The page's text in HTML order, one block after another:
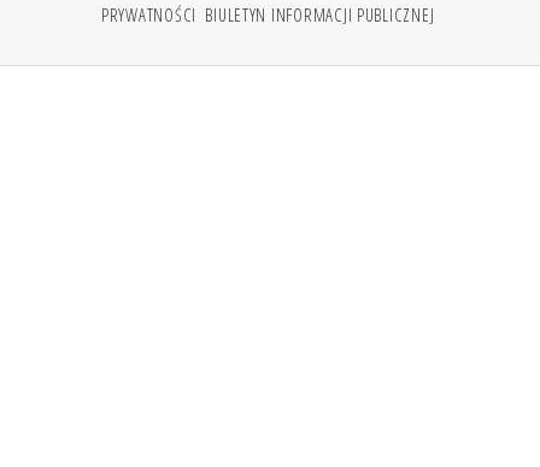
PRYWATNOŚCI BIULETYN INFORMACJI PUBLICZNEJ